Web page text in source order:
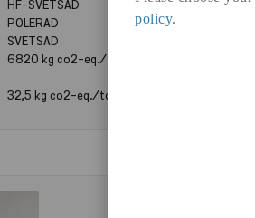
policy.
HF-SVETSAD
POLERAD
SVETSAD
6820kg co2-eq./ton
32,5kg co2-eq./ton